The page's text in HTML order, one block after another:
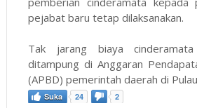
pejabat baru tetap dilaksanakan.
Tak jarang biaya
ditampung di Anggaran
(APBD) pemerintah daerah di
Suka 24 2